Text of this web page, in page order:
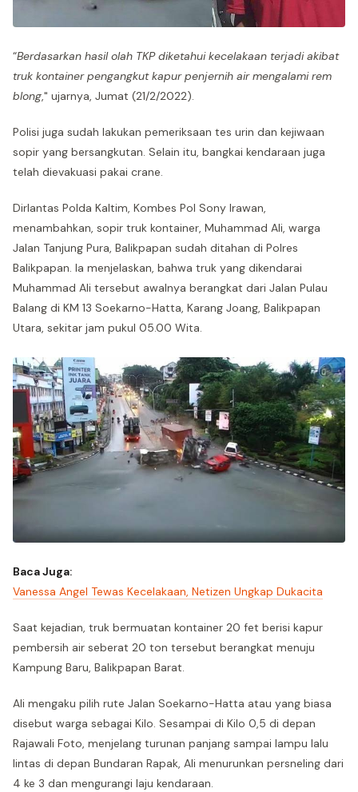
“Berdasarkan hasil olah TKP diketahui kecelakaan terjadi akibat
truk kontainer pengangkut kapur penjernih air mengalami rem
blong," ujarnya, Jumat (21/2/2022).
Polisi juga sudah lakukan pemeriksaan tes urin dan kejiwaan
sopir yang bersangkutan. Selain itu, bangkai kendaraan juga
telah dievakuasi pakai crane.
Dirlantas Polda Kaltim, Kombes Pol Sony Irawan,
menambahkan, sopir truk kontainer, Muhammad Ali, warga
Jalan Tanjung Pura, Balikpapan sudah ditahan di Polres
Balikpapan. Ia menjelaskan, bahwa truk yang dikendarai
Muhammad Ali tersebut awalnya berangkat dari Jalan Pulau
Balang di KM 13 Soekarno-Hatta, Karang Joang, Balikpapan
Utara, sekitar jam pukul 05.00 Wita.
Baca Juga:
Vanessa Angel Tewas Kecelakaan, Netizen Ungkap Dukacita
Saat kejadian, truk bermuatan kontainer 20 fet berisi kapur
pembersih air seberat 20 ton tersebut berangkat menuju
Kampung Baru, Balikpapan Barat.
Ali mengaku pilih rute Jalan Soekarno-Hatta atau yang biasa
disebut warga sebagai Kilo. Sesampai di Kilo 0,5 di depan
Rajawali Foto, menjelang turunan panjang sampai lampu lalu
lintas di depan Bundaran Rapak, Ali menurunkan persneling dari
4 ke 3 dan mengurangi laju kendaraan.